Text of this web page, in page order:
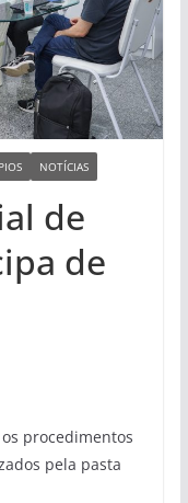
NOTÍCIAS
de
de
procedimentos
pela pasta